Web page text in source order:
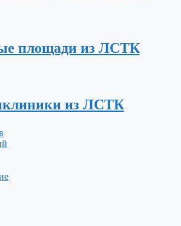
площади из ЛСТК
из ЛСТК